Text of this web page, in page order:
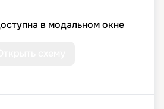
в модальном окне